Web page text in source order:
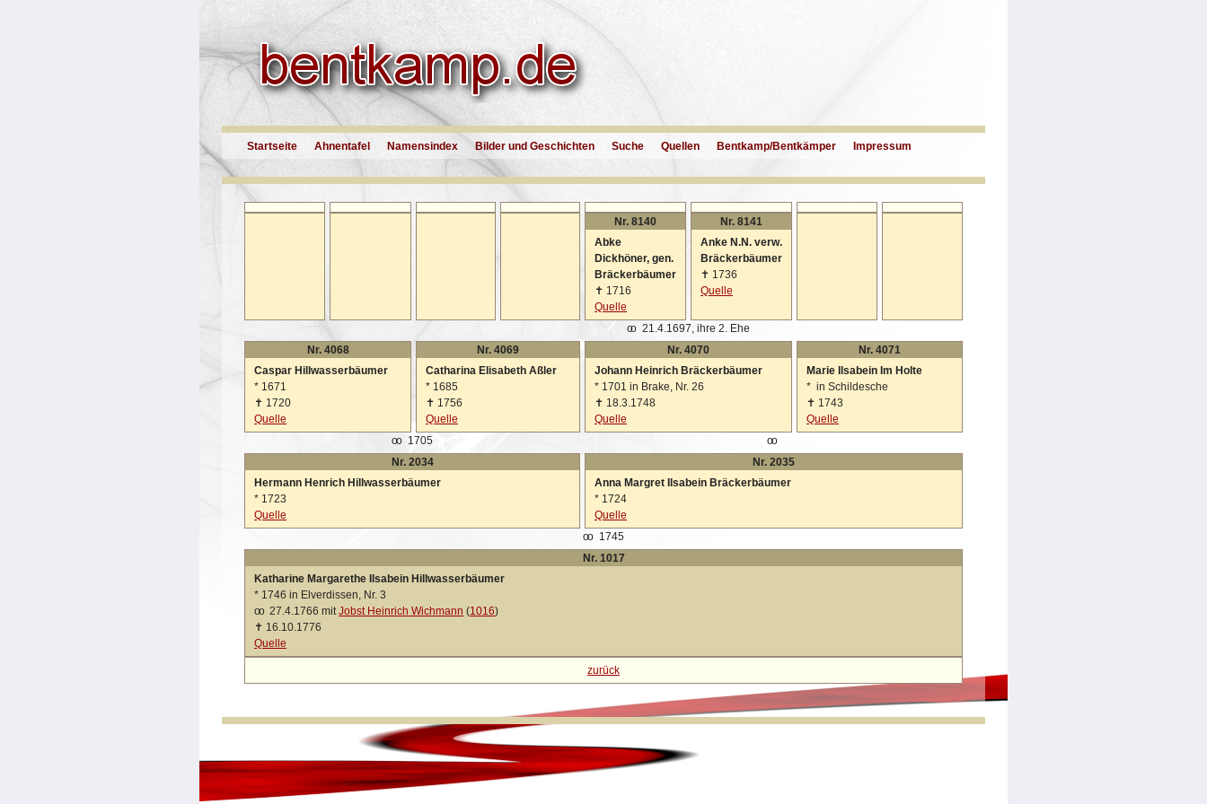
Startseite Ahnentafel Namensindex Bilder und Geschichten Suche Quellen Bentkamp/Bentkämper Impressum
Nr. 8140
Abke
Dickhöner, gen.
Bräckerbäumer
✝ 1716
Quelle
Nr. 8141
Anke N.N. verw.
Bräckerbäumer
✝ 1736
Quelle
oo 21.4.1697, ihre 2. Ehe
Nr. 4068
Caspar Hillwasserbäumer
* 1671
✝ 1720
Quelle
Nr. 4069
Catharina Elisabeth Aßler
* 1685
✝ 1756
Quelle
Nr. 4070
Johann Heinrich Bräckerbäumer
* 1701 in Brake, Nr. 26
✝ 18.3.1748
Quelle
Nr. 4071
Marie Ilsabein Im Holte
* in Schildesche
✝ 1743
Quelle
oo
1705
oo
Nr. 2034
Hermann Henrich Hillwasserbäumer
* 1723
Quelle
Nr. 2035
Anna Margret Ilsabein Bräckerbäumer
* 1724
Quelle
oo
1745
Nr. 1017
Katharine Margarethe Ilsabein Hillwasserbäumer
* 1746 in Elverdissen, Nr. 3
oo 27.4.1766 mitJobst Heinrich Wichmann (1016)
✝ 16.10.1776
Quelle
zurück